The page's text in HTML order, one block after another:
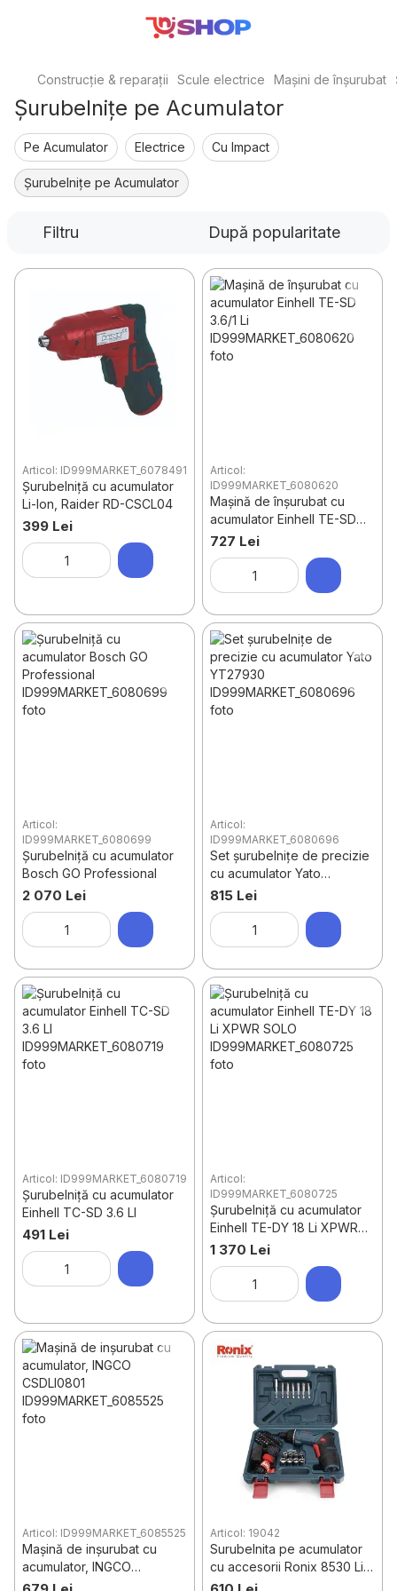
Construcție & reparații Scule electrice Mașini de înșurubat
Șurubelnițe pe Acumulator
Pe Acumulator Electrice Cu Impact
Șurubelnițe pe Acumulator
Filtru După popularitate
Articol: ID999MARKET_6078491
Șurubelniță cu acumulator
Li-Ion, Raider RD-CSCL04
399 Lei
Articol:
ID999MARKET_6080620
Mașină de înșurubat cu
acumulator Einhell TE-SD
3.6/1 Li
727 Lei
Articol:
ID999MARKET_6080699
Șurubelniță cu acumulator
Bosch GO Professional
2 070 Lei
Articol:
ID999MARKET_6080696
Set șurubelnițe de precizie
cu acumulator Yato
YT27930
815 Lei
Articol: ID999MARKET_6080719
Șurubelniță cu acumulator
Einhell TC-SD 3.6 LI
491 Lei
Articol:
ID999MARKET_6080725
Șurubelniță cu acumulator
Einhell TE-DY 18 Li XPWR
SOLO
1 370 Lei
Articol: ID999MARKET_6085525
Mașină de inșurubat cu
acumulator, INGCO
CSDLI0801
Articol: 19042
Surubelnita pe acumulator
cu accesorii Ronix 8530 Li-
Ion 3,6 В с BMC